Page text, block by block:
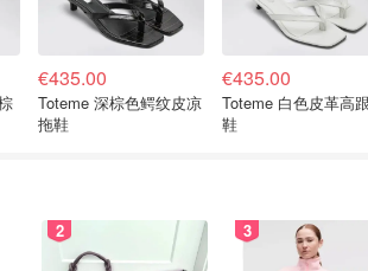
€435.00
Toteme 深棕色鳄纹皮凉
拖鞋
€435.00
Toteme 白色皮革高跟凉
鞋
2 3